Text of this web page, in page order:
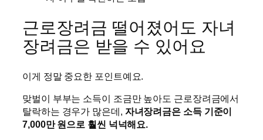
근로장려금 떨어졌어도 자녀
장려금은 받을 수 있어요
이게 정말 중요한 포인트예요.
맞벌이 부부는 소득이 조금만 높아도 근로장려금에서
탈락하는 경우가 많은데, 자녀장려금은 소득 기준이
7,000만 원으로 훨씬 넉넉해요.